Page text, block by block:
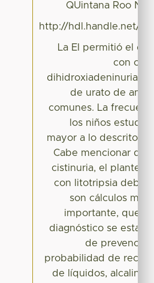
QUintana Roo
http://hdl.handle.net/
La EI permitió el
con
dihidroxiadeninuria,
de urato de
comunes. La
los niños
mayor a lo descrito
Cabe mencionar
cistinuria, el
con litotripsia debe
son cálculos
importante, que
diagnóstico se
de
probabilidad de
de líquidos,